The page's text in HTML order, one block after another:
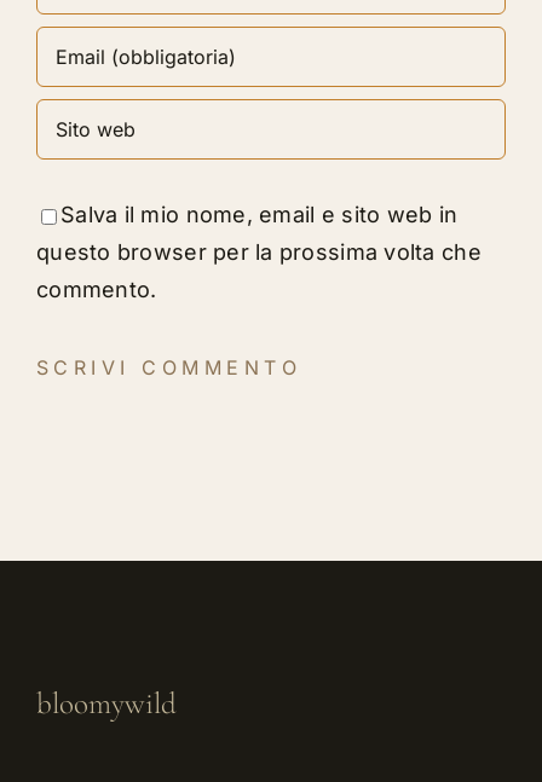
Salva il mio nome, email e sito web in
questo browser per la prossima volta che
commento.
bloomywild